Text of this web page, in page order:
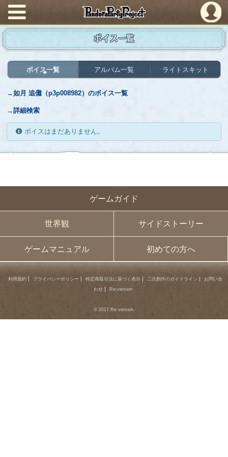
PandoraPartyProject
ゲームガイド
世界観 サイドストーリー
ゲームマニュアル 初めての方へ
ボイス一覧
ボイス一覧 アルバム一覧 ライトスキット
→如月 追儺（p3p008982）のボイス一覧
→詳細検索
ボイスはまだありません。
利用規約 プライバシーポリシー 特定商取引法に基づく表示 二次創作のガイドライン
お問い合
わせ
Re:version
© 2017 Re:version.